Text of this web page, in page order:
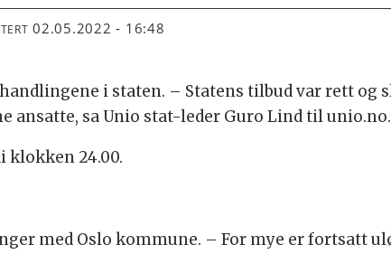
02.05.2022 - 16:48
i staten. – Statens tilbud var rett og
ansatte, sa Unio stat-leder Guro Lind til
klokken 24.00.
med Oslo kommune. – For mye er fortsatt